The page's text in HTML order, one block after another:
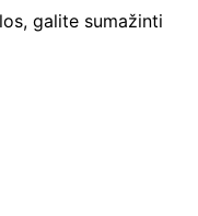
galite sumažinti